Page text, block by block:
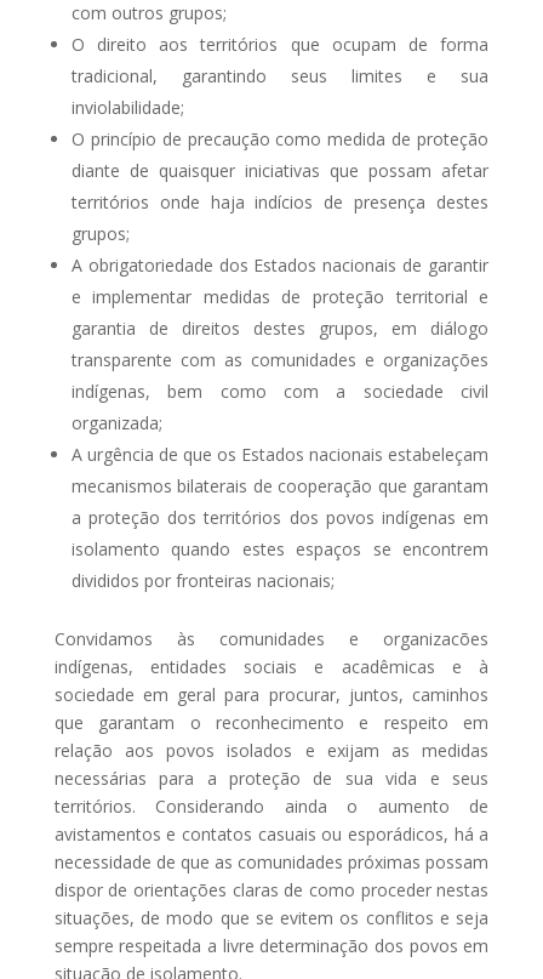
com outros grupos;
O direito aos territórios que ocupam de forma
tradicional, garantindo seus limites e sua
inviolabilidade;
O princípio de precaução como medida de proteção
diante de quaisquer iniciativas que possam afetar
territórios onde haja indícios de presença destes
grupos;
A obrigatoriedade dos Estados nacionais de garantir
e implementar medidas de proteção territorial e
garantia de direitos destes grupos, em diálogo
transparente com as comunidades e organizações
indígenas, bem como com a sociedade civil
organizada;
A urgência de que os Estados nacionais estabeleçam
mecanismos bilaterais de cooperação que garantam
a proteção dos territórios dos povos indígenas em
isolamento quando estes espaços se encontrem
divididos por fronteiras nacionais;
Convidamos às comunidades e organizacões
indígenas, entidades sociais e acadêmicas e à
sociedade em geral para procurar, juntos, caminhos
que garantam o reconhecimento e respeito em
relação aos povos isolados e exijam as medidas
necessárias para a proteção de sua vida e seus
territórios. Considerando ainda o aumento de
avistamentos e contatos casuais ou esporádicos, há a
necessidade de que as comunidades próximas possam
dispor de orientações claras de como proceder nestas
situações, de modo que se evitem os conflitos e seja
sempre respeitada a livre determinação dos povos em
situação de isolamento.